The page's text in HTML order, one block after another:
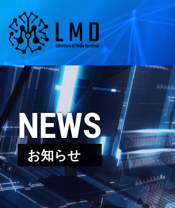
NEWS
お知らせ